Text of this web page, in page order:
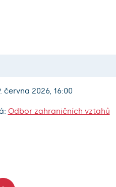
června 2026, 16:00
Odbor zahraničních vztahů